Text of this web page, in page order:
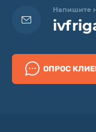
Напишите
ОПРОС